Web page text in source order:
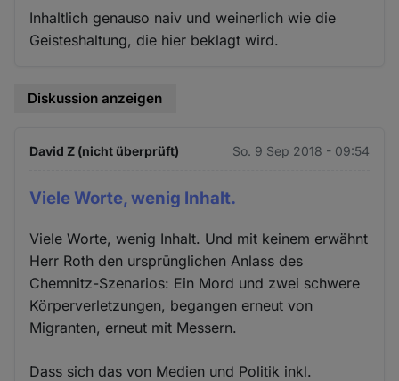
Inhaltlich genauso naiv und weinerlich wie die
Geisteshaltung, die hier beklagt wird.
Diskussion anzeigen
David Z (nicht überprüft) So. 9 Sep 2018 - 09:54
Viele Worte, wenig Inhalt.
Viele Worte, wenig Inhalt. Und mit keinem erwähnt
Herr Roth den ursprūnglichen Anlass des
Chemnitz-Szenarios: Ein Mord und zwei schwere
Körperverletzungen, begangen erneut von
Migranten, erneut mit Messern.
Dass sich das von Medien und Politik inkl.